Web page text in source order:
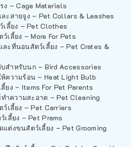
ง – Cage Materials
ะสายจูง – Pet Collars & Leashes
เลี้ยง – Pet Clothes
เลี้ยง – More For Pets
ะที่นอนสัตว์เลี้ยง – Pet Crates &
สำหรับนก – Bird Accessories
ความร้อน – Heat Light Bulb
ยง – Items For Pet Parents
ำความสะอาด – Pet Cleaning
ว์เลี้ยง – Pet Carriers
เลี้ยง – Pet Prams
ต่งขนสัตว์เลี้ยง – Pet Grooming